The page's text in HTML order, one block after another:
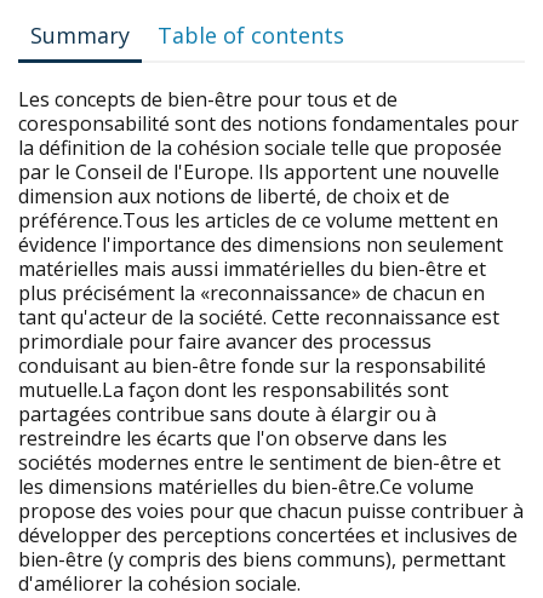
Summary Table of contents
Les concepts de bien-être pour tous et de
coresponsabilité sont des notions fondamentales pour
la définition de la cohésion sociale telle que proposée
par le Conseil de l'Europe. Ils apportent une nouvelle
dimension aux notions de liberté, de choix et de
préférence.Tous les articles de ce volume mettent en
évidence l'importance des dimensions non seulement
matérielles mais aussi immatérielles du bien-être et
plus précisément la «reconnaissance» de chacun en
tant qu'acteur de la société. Cette reconnaissance est
primordiale pour faire avancer des processus
conduisant au bien-être fonde sur la responsabilité
mutuelle.La façon dont les responsabilités sont
partagées contribue sans doute à élargir ou à
restreindre les écarts que l'on observe dans les
sociétés modernes entre le sentiment de bien-être et
les dimensions matérielles du bien-être.Ce volume
propose des voies pour que chacun puisse contribuer à
développer des perceptions concertées et inclusives de
bien-être (y compris des biens communs), permettant
d'améliorer la cohésion sociale.